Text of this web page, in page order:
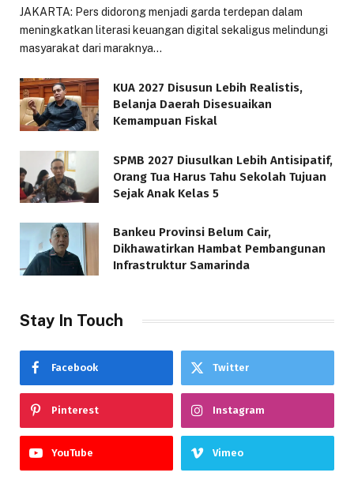
JAKARTA: Pers didorong menjadi garda terdepan dalam
meningkatkan literasi keuangan digital sekaligus melindungi
masyarakat dari maraknya…
KUA 2027 Disusun Lebih Realistis,
Belanja Daerah Disesuaikan
Kemampuan Fiskal
SPMB 2027 Diusulkan Lebih Antisipatif,
Orang Tua Harus Tahu Sekolah Tujuan
Sejak Anak Kelas 5
Bankeu Provinsi Belum Cair,
Dikhawatirkan Hambat Pembangunan
Infrastruktur Samarinda
Stay In Touch
Facebook Twitter
Pinterest Instagram
YouTube Vimeo